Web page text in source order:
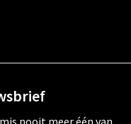
nooit meer één van